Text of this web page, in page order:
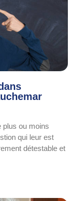
plus ou moins
qui leur est
détestable et